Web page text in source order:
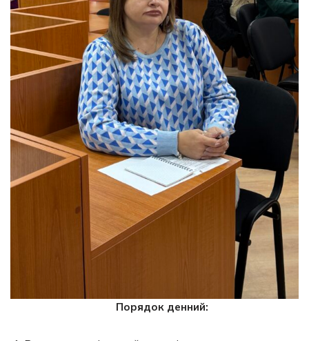
Порядок денний: